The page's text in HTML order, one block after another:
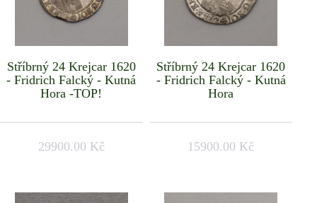
Stříbrný 24 Krejcar 1620
- Fridrich Falcký - Kutná
Hora -TOP!
29900.00 Kč
Stříbrný 24 Krejcar 1620
- Fridrich Falcký - Kutná
Hora
15900.00 Kč